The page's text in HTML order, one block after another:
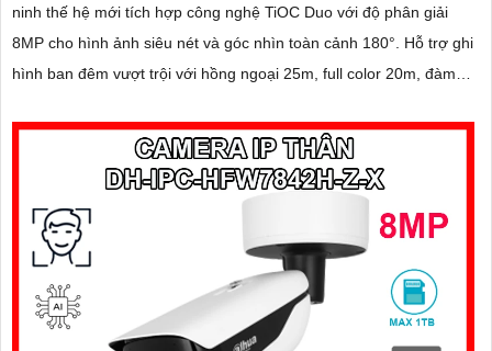
ninh thế hệ mới tích hợp công nghệ TiOC Duo với độ phân giải
8MP cho hình ảnh siêu nét và góc nhìn toàn cảnh 180°. Hỗ trợ ghi
hình ban đêm vượt trội với hồng ngoại 25m, full color 20m, đàm
nhu cầu lưu trữ dài hạn, thiết kế chuẩn IP67 chống bụi nước, cấp